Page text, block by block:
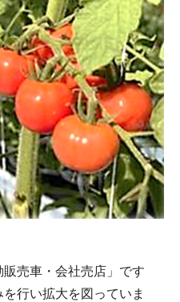
売車・会社売店」です
行い拡大を図っていま